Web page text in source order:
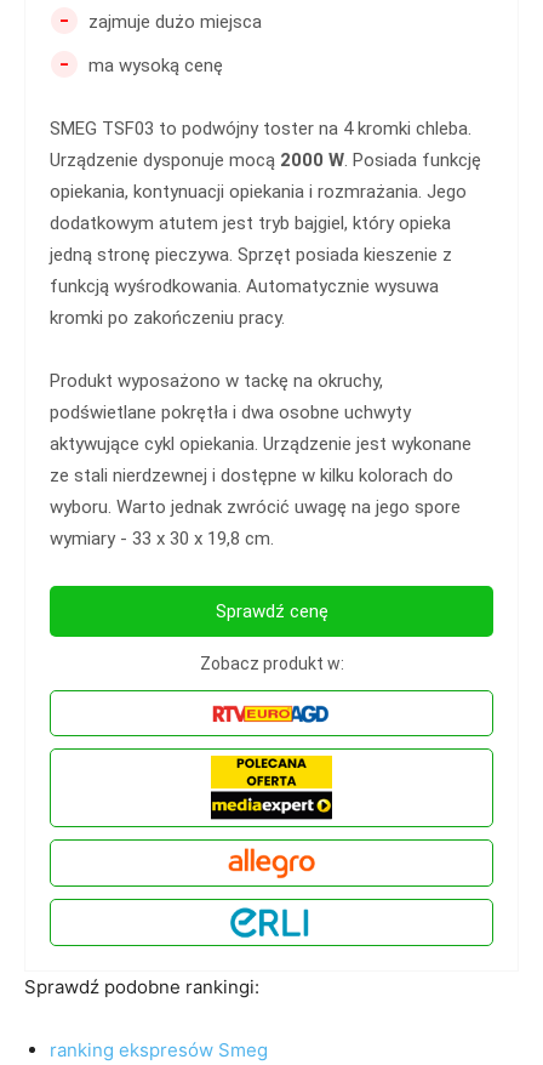
- zajmuje dużo miejsca
- ma wysoką cenę
SMEG TSF03 to podwójny toster na 4 kromki chleba.
Urządzenie dysponuje mocą 2000 W. Posiada funkcję
opiekania, kontynuacji opiekania i rozmrażania. Jego
dodatkowym atutem jest tryb bajgiel, który opieka
jedną stronę pieczywa. Sprzęt posiada kieszenie z
funkcją wyśrodkowania. Automatycznie wysuwa
kromki po zakończeniu pracy.
Produkt wyposażono w tackę na okruchy,
podświetlane pokrętła i dwa osobne uchwyty
aktywujące cykl opiekania. Urządzenie jest wykonane
ze stali nierdzewnej i dostępne w kilku kolorach do
wyboru. Warto jednak zwrócić uwagę na jego spore
wymiary - 33 x 30 x 19,8 cm.
Sprawdź cenę
Zobacz produkt w:
Sprawdź podobne rankingi:
ranking ekspresów Smeg